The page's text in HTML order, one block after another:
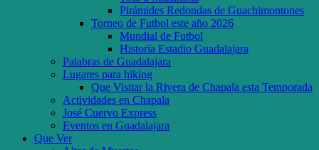
Pirámides Redondas de Guachimontones
Torneo de Futbol este año 2026
Mundial de Futbol
Historia Estadio Guadalajara
Palabras de Guadalajara
Lugares para hiking
Que Visitar la Rivera de Chapala esta Temporada
Actividades en Chapala
José Cuervo Express
Eventos en Guadalajara
Que Ver